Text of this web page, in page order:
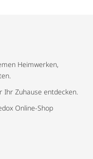
Heimwerken,
Ihr Zuhause entdecken.
Online-Shop